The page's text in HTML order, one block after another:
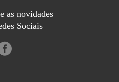
as novidades
Sociais